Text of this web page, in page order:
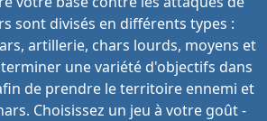
sont divisés en différents types :
artillerie, chars lourds, moyens et
une variété d'objectifs dans
de prendre le territoire ennemi et
Choisissez un jeu à votre goût -